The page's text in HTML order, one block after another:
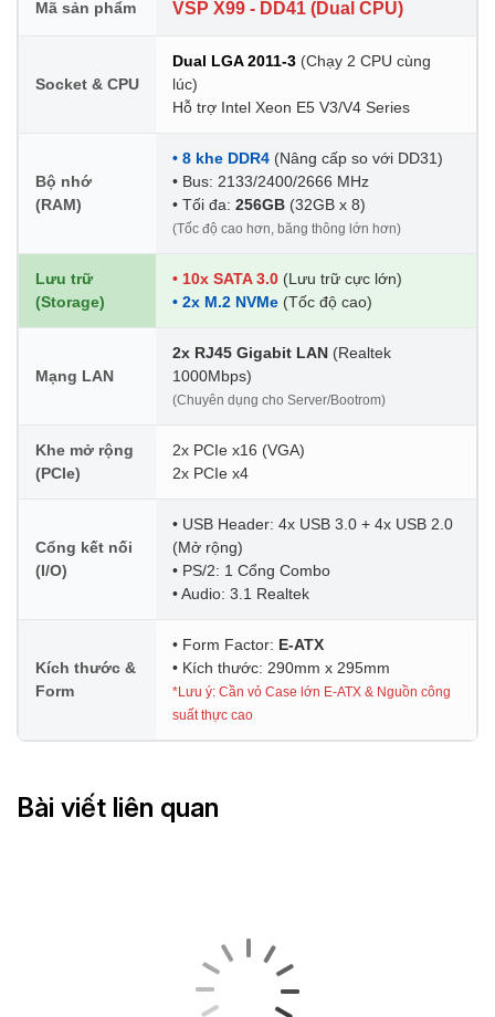
Mã sản phẩm VSP X99 - DD41 (Dual CPU)
Socket & CPU
Dual LGA 2011-3 (Chạy 2 CPU cùng
lúc)
Hỗ trợ Intel Xeon E5 V3/V4 Series
Bộ nhớ
(RAM)
• 8 khe DDR4 (Nâng cấp so với DD31)
• Bus: 2133/2400/2666 MHz
• Tối đa: 256GB (32GB x 8)
(Tốc độ cao hơn, băng thông lớn hơn)
Lưu trữ
(Storage)
• 10x SATA 3.0 (Lưu trữ cực lớn)
• 2x M.2 NVMe (Tốc độ cao)
Mạng LAN
2x RJ45 Gigabit LAN (Realtek
1000Mbps)
(Chuyên dụng cho Server/Bootrom)
Khe mở rộng
(PCIe)
2x PCIe x16 (VGA)
2x PCIe x4
Cổng kết nối
(I/O)
• USB Header: 4x USB 3.0 + 4x USB 2.0
(Mở rộng)
• PS/2: 1 Cổng Combo
• Audio: 3.1 Realtek
Kích thước &
Form
• Form Factor: E-ATX
• Kích thước: 290mm x 295mm
*Lưu ý: Cần vỏ Case lớn E-ATX & Nguồn công
suất thực cao
Bài viết liên quan